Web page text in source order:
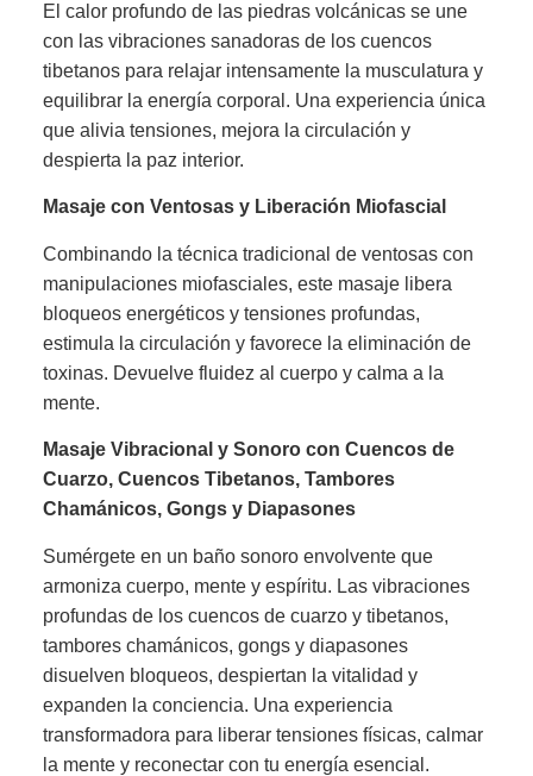
El calor profundo de las piedras volcánicas se une
con las vibraciones sanadoras de los cuencos
tibetanos para relajar intensamente la musculatura y
equilibrar la energía corporal. Una experiencia única
que alivia tensiones, mejora la circulación y
despierta la paz interior.
Masaje con Ventosas y Liberación Miofascial
Combinando la técnica tradicional de ventosas con
manipulaciones miofasciales, este masaje libera
bloqueos energéticos y tensiones profundas,
estimula la circulación y favorece la eliminación de
toxinas. Devuelve fluidez al cuerpo y calma a la
mente.
Masaje Vibracional y Sonoro con Cuencos de
Cuarzo, Cuencos Tibetanos, Tambores
Chamánicos, Gongs y Diapasones
Sumérgete en un baño sonoro envolvente que
armoniza cuerpo, mente y espíritu. Las vibraciones
profundas de los cuencos de cuarzo y tibetanos,
tambores chamánicos, gongs y diapasones
disuelven bloqueos, despiertan la vitalidad y
expanden la conciencia. Una experiencia
transformadora para liberar tensiones físicas, calmar
la mente y reconectar con tu energía esencial.